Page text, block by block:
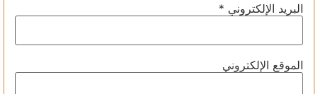
البريد الإلكتروني *
الموقع الإلكتروني